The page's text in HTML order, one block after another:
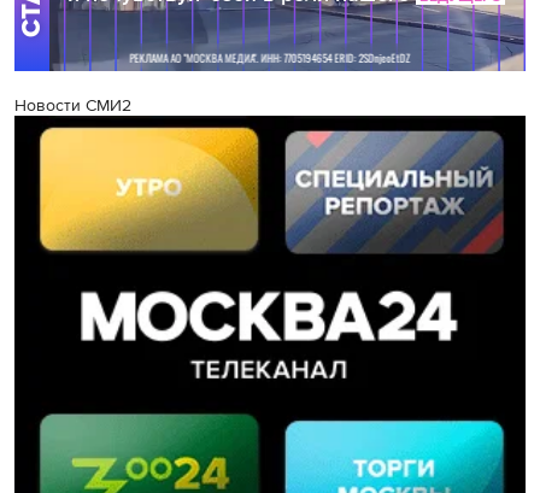
Новости СМИ2